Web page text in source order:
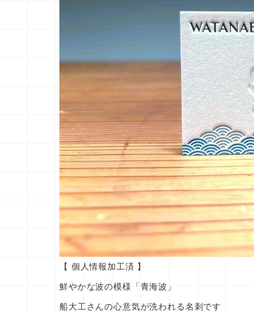
【 個人情報加工済 】
鮮やかな波の模様「青海波」
船大工さんの心意気が洗われる名刺です